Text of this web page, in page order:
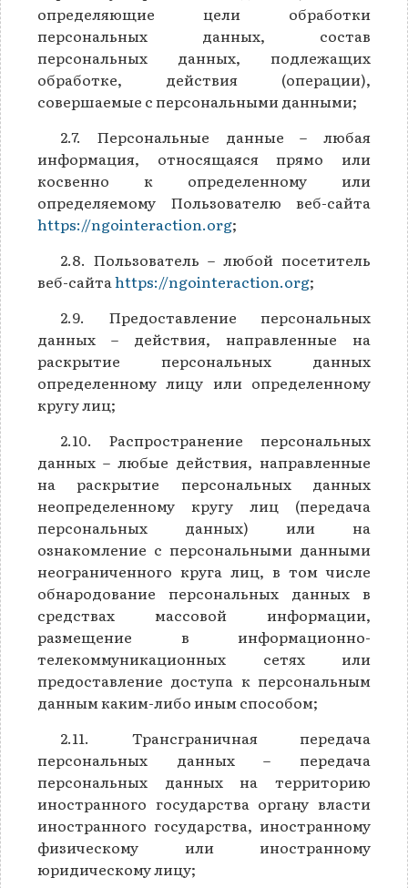
определяющие цели обработки
персональных данных, состав
персональных данных, подлежащих
обработке, действия (операции),
совершаемые с персональными данными;
2.7. Персональные данные – любая
информация, относящаяся прямо или
косвенно к определенному или
определяемому Пользователю веб-сайта
https://ngointeraction.org;
2.8. Пользователь – любой посетитель
веб-сайтаhttps://ngointeraction.org;
2.9. Предоставление персональных
данных – действия, направленные на
раскрытие персональных данных
определенному лицу или определенному
кругу лиц;
2.10. Распространение персональных
данных – любые действия, направленные
на раскрытие персональных данных
неопределенному кругу лиц (передача
персональных данных) или на
ознакомление с персональными данными
неограниченного круга лиц, в том числе
обнародование персональных данных в
средствах массовой информации,
размещение в информационно-
телекоммуникационных сетях или
предоставление доступа к персональным
данным каким-либо иным способом;
2.11. Трансграничная передача
персональных данных – передача
персональных данных на территорию
иностранного государства органу власти
иностранного государства, иностранному
физическому или иностранному
юридическому лицу;